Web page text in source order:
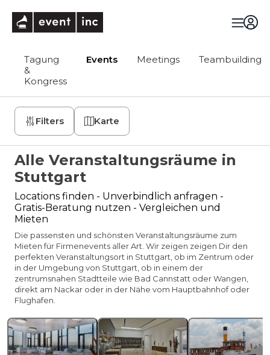
Tagung
&
Kongress
Events Meetings Teambuilding
Filters Karte
Alle Veranstaltungsräume in
Stuttgart
Locations finden - Unverbindlich anfragen -
Gratis-Beratung nutzen - Vergleichen und
Mieten
Die passensten und schönsten Veranstaltungsräume zum
Mieten für Firmenevents aller Art. Wir zeigen zeigen Dir den
perfekten Veranstaltungsort in Stuttgart, ob im Zentrum oder
in der Umgebung von Stuttgart, ob in einem der
zentrumsnahen Stadtteile wie Bad Cannstatt oder Wangen,
direkt am Nackar oder in der Nähe vom Hauptbahnhof oder
Flughafen.